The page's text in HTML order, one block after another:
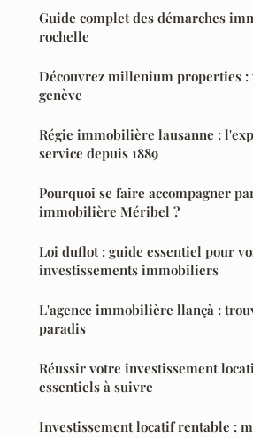
Guide complet des démarches
rochelle
Découvrez millenium properties :
genève
Régie immobilière lausanne :
service depuis 1889
Pourquoi se faire accompagner
immobilière Méribel ?
Loi duflot : guide essentiel pour
investissements immobiliers
L'agence immobilière llançà :
paradis
Réussir votre investissement
essentiels à suivre
Investissement locatif rentable :